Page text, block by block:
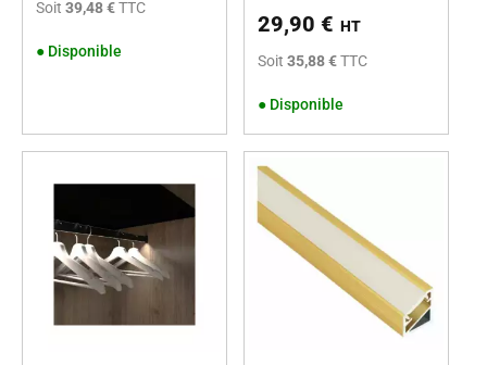
Soit 39,48 €TTC
● Disponible
29,90 € HT
Soit 35,88 €TTC
● Disponible